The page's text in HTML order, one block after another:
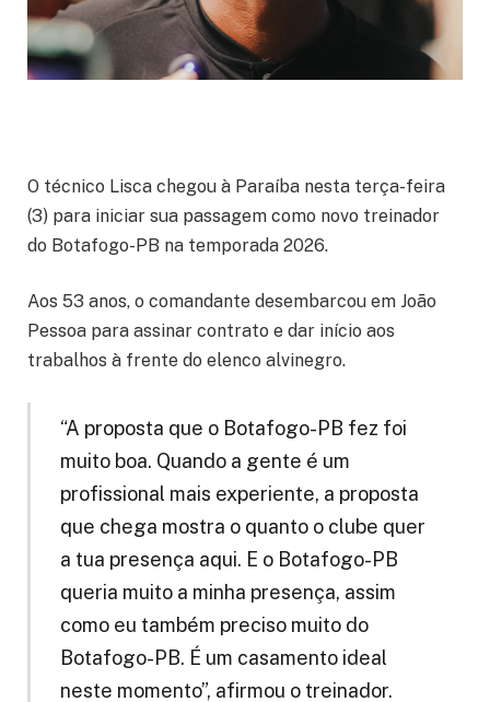
O técnico Lisca chegou à Paraíba nesta terça-feira
(3) para iniciar sua passagem como novo treinador
do Botafogo-PB na temporada 2026.
Aos 53 anos, o comandante desembarcou em João
Pessoa para assinar contrato e dar início aos
trabalhos à frente do elenco alvinegro.
“A proposta que o Botafogo-PB fez foi
muito boa. Quando a gente é um
profissional mais experiente, a proposta
que chega mostra o quanto o clube quer
a tua presença aqui. E o Botafogo-PB
queria muito a minha presença, assim
como eu também preciso muito do
Botafogo-PB. É um casamento ideal
neste momento”, afirmou o treinador.